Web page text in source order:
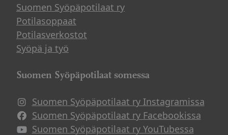
Suomen Syöpäpotilaat ry
Potilasoppaat
Potilasverkostot
Syöpä ja työ
Suomen Syöpäpotilaat somessa
Suomen Syöpäpotilaat ry Instagramissa
Suomen Syöpäpotilaat ry Facebookissa
Suomen Syöpäpotilaat ry YouTubessa